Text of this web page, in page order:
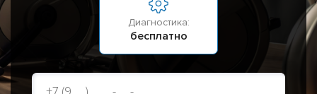
Диагностика:
бесплатно